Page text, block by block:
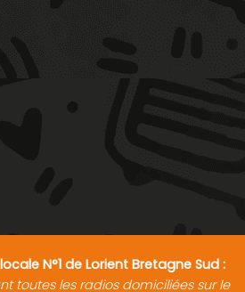
N°1 de Lorient Bretagne Sud :
toutes les radios domiciliées sur le